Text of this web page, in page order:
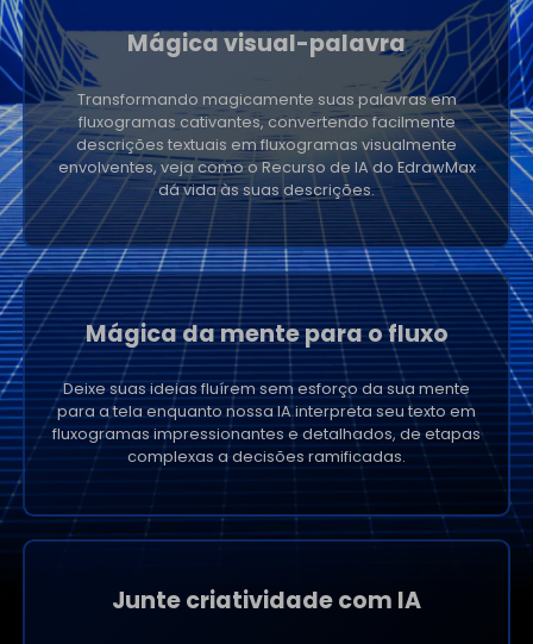
Mágica visual-palavra
Transformando magicamente suas palavras em
fluxogramas cativantes, convertendo facilmente
descrições textuais em fluxogramas visualmente
envolventes, veja como o Recurso de IA do EdrawMax
dá vida às suas descrições.
Mágica da mente para o fluxo
Deixe suas ideias fluírem sem esforço da sua mente
para a tela enquanto nossa IA interpreta seu texto em
fluxogramas impressionantes e detalhados, de etapas
complexas a decisões ramificadas.
Junte criatividade com IA